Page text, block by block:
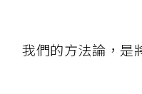
我們的方法論，是